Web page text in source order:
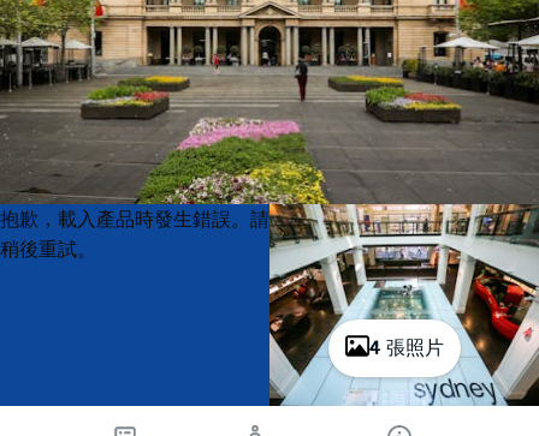
4 張照片
Product
List
Product
List
抱歉，載入產品時發生錯誤。請
稍後重試。